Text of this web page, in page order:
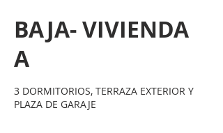
BAJA- VIVIENDA
A
3 DORMITORIOS, TERRAZA EXTERIOR Y
PLAZA DE GARAJE